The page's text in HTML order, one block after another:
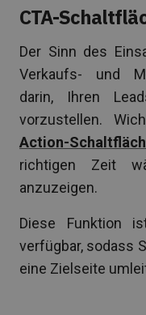
CTA-
Der Sinn des
Verkaufs- und
darin, Ihren
vorzustellen.
Action-
richtigen Zeit
anzuzeigen.
Diese Funktion
verfügbar, sodass
eine Zielseite